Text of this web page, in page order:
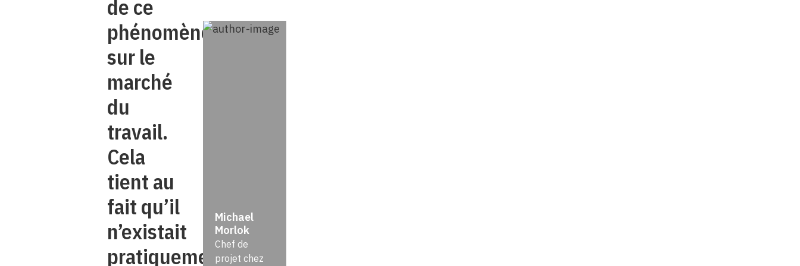
de ce
phénomène
sur le
marché
du
travail.
Cela
tient au
fait qu’il
n’existait
pratiquement
Michael
Morlok
Chef de
projet chez